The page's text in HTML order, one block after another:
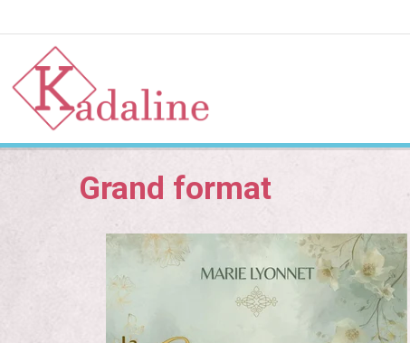
Accueil Catalogue Grands formats La
Grand format